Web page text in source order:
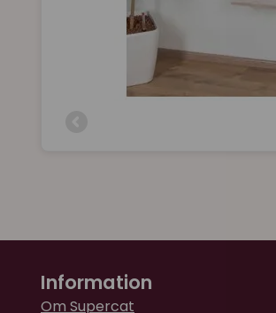
Information
Om Supercat